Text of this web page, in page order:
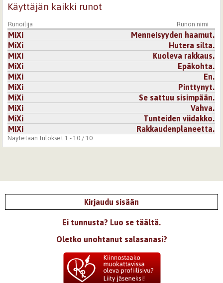
Käyttäjän kaikki runot
Runoilija Runon nimi
MiXi
Menneisyyden haamut.
MiXi
Hutera silta.
MiXi
Kuoleva rakkaus.
MiXi
Epäkohta.
MiXi
En.
MiXi
Pinttynyt.
MiXi
Se sattuu sisimpään.
MiXi
Vahva.
MiXi
Tunteiden viidakko.
MiXi
Rakkaudenplaneetta.
Näytetään tulokset 1 - 10 / 10
Kirjaudu sisään
Ei tunnusta? Luo se täältä.
Oletko unohtanut salasanasi?